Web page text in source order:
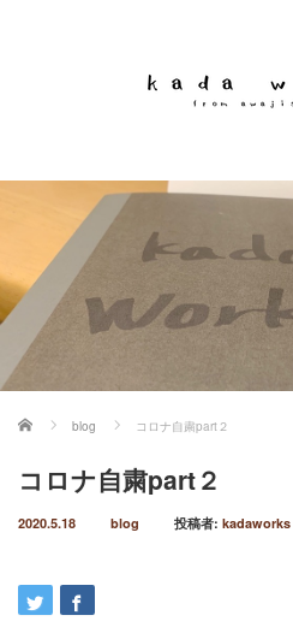
ホーム blog コロナ自粛part２
コロナ自粛part２
2020.5.18 blog 投稿者: kadaworks